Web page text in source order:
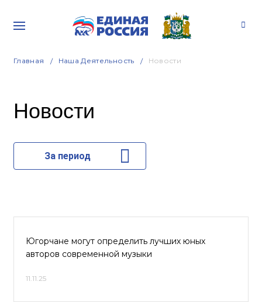
Главная Наша Деятельность Новости
Новости
За период
Югорчане могут определить лучших юных
авторов современной музыки
11.11.25